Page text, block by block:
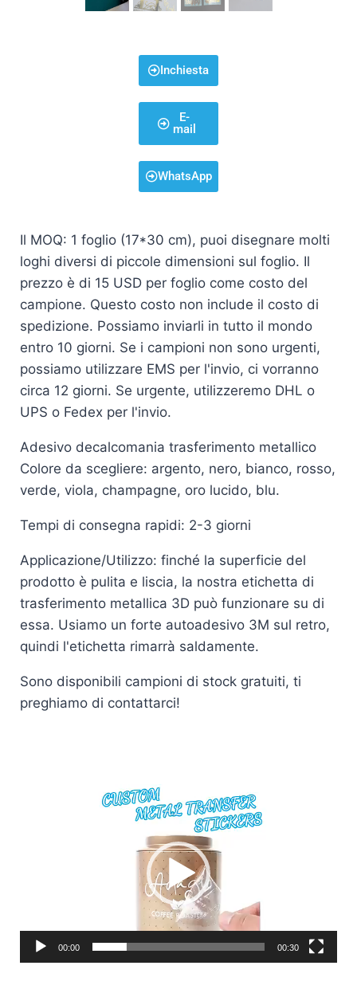
Inchiesta
E-
mail
WhatsApp
Il MOQ: 1 foglio (17*30 cm), puoi disegnare molti
loghi diversi di piccole dimensioni sul foglio. Il
prezzo è di 15 USD per foglio come costo del
campione. Questo costo non include il costo di
spedizione. Possiamo inviarli in tutto il mondo
entro 10 giorni. Se i campioni non sono urgenti,
possiamo utilizzare EMS per l'invio, ci vorranno
circa 12 giorni. Se urgente, utilizzeremo DHL o
UPS o Fedex per l'invio.
Adesivo decalcomania trasferimento metallico
Colore da scegliere: argento, nero, bianco, rosso,
verde, viola, champagne, oro lucido, blu.
Tempi di consegna rapidi: 2-3 giorni
Applicazione/Utilizzo: finché la superficie del
prodotto è pulita e liscia, la nostra etichetta di
trasferimento metallica 3D può funzionare su di
essa. Usiamo un forte autoadesivo 3M sul retro,
quindi l'etichetta rimarrà saldamente.
Sono disponibili campioni di stock gratuiti, ti
preghiamo di contattarci!
00:00 00:30